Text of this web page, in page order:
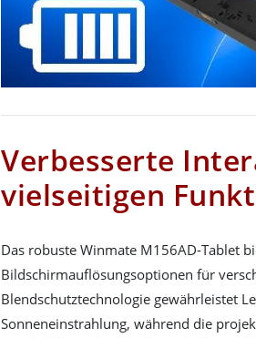
Verbesserte
vielseitigen
Das robuste Winmate M156AD-Tablet
Bildschirmauflösungsoptionen für
Blendschutztechnologie gewährleistet
Sonneneinstrahlung, während die